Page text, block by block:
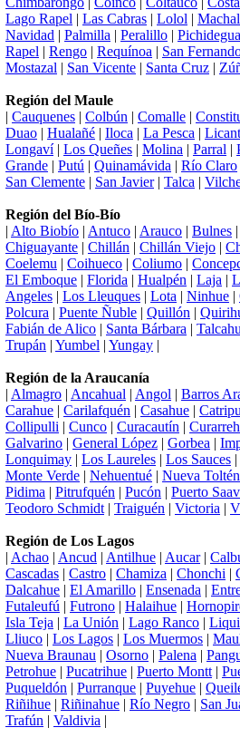
Lago Rapel | Las Cabras | Lolol |
Navidad | Palmilla | Peralillo | Pichidegua
Rapel | Rengo | Requínoa | San
Mostazal | San Vicente | Santa Cruz |
Región del Maule
| Cauquenes | Colbún | Comalle |
Duao | Hualañé | Iloca | La Pesca |
Longaví| Los Queñes | Molina | Parral |
Grande | Putú | Quinamávida | Río Claro
San Clemente | San Javier| Talca |
Región del Bío-Bío
| Alto Biobío | Antuco | Arauco | Bulnes |
Chiguayante | Chillán | Chillán Viejo |
Coelemu | Coihueco | Coliumo |
El Emboque | Florida | Hualpén | Laja |
Angeles | Los Lleuques | Lota | Ninhue |
Polcura | Puente Ñuble | Quillón |
Fabián de Alico | Santa Bárbara |
Trupán | Yumbel | Yungay |
Región de la Araucanía
| Almagro | Ancahual | Angol | Barros
Carahue | Carilafquén | Casahue |
Collipulli | Cunco | Curacautín |
Galvarino | General López | Gorbea |
Lonquimay | Los Laureles | Los Sauces |
Monte Verde | Nehuentué | Nueva Toltén
Pidima | Pitrufquén | Pucón | Puerto
Teodoro Schmidt | Traiguén | Victoria |
Región de Los Lagos
| Achao | Ancud | Antilhue | Aucar|
Cascadas | Castro | Chamiza | Chonchi |
Dalcahue | El Amarillo | Ensenada |
Futaleufú | Futrono | Halaihue |
Isla Teja | La Unión | Lago Ranco |
Lliuco | Los Lagos | Los Muermos |
Nueva Braunau | Osorno | Palena |
Petrohue | Pucatrihue | Puerto Montt |
Puqueldón | Purranque | Puyehue |
Riñihue | Riñinahue | Río Negro | San
Trafún | Valdivia |